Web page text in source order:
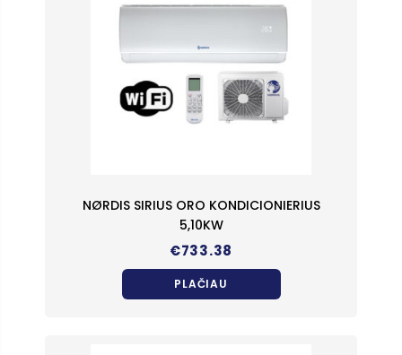
NØRDIS SIRIUS ORO KONDICIONIERIUS
5,10KW
€733.38
PLAČIAU